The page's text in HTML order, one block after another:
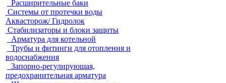
Расширительные баки
Системы от протечки воды
Аквасторож/ Гидролок
Стабилизаторы и блоки защиты
Арматура для котельной
Трубы и фитинги для отопления и
водоснабжения
Запорно-регулирующая,
предохранительная арматура